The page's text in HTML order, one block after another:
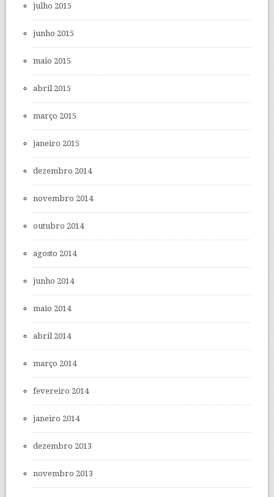
julho 2015
junho 2015
maio 2015
abril 2015
março 2015
janeiro 2015
dezembro 2014
novembro 2014
outubro 2014
agosto 2014
junho 2014
maio 2014
abril 2014
março 2014
fevereiro 2014
janeiro 2014
dezembro 2013
novembro 2013